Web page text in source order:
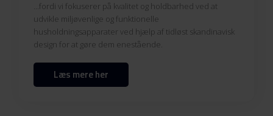
...fordi vi fokuserer på kvalitet og holdbarhed ved at
udvikle miljøvenlige og funktionelle
husholdningsapparater ved hjælp af tidløst skandinavisk
design for at gøre dem enestående.
Læs mere her